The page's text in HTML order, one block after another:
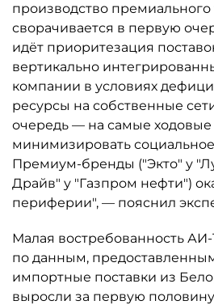
производство премиального
сворачивается в первую
идёт приоритезация
вертикально
компании в условиях
ресурсы на собственные
очередь — на самые ходовые
минимизировать
Премиум-бренды ("Экто" у
Драйв" у "Газпром нефти")
периферии", — пояснил
Малая востребованность
по данным,
импортные поставки из
выросли за первую